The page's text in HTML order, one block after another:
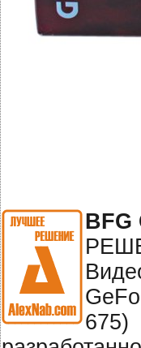
BFG
675)